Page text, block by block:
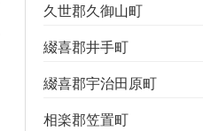
久世郡久御山町
綴喜郡井手町
綴喜郡宇治田原町
相楽郡笠置町